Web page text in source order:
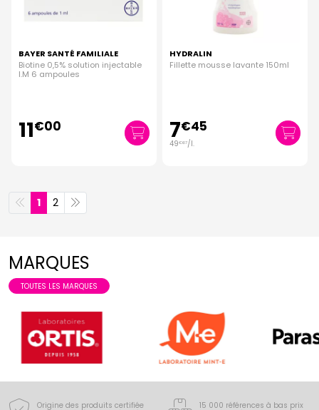
BAYER SANTÉ FAMILIALE
Biotine 0,5% solution injectable
I.M 6 ampoules
11€00
HYDRALIN
Fillette mousse lavante 150ml
7€45
49€67/l.
1 2
MARQUES
TOUTES LES MARQUES
Origine des produits certifiée 15 000 références à bas prix